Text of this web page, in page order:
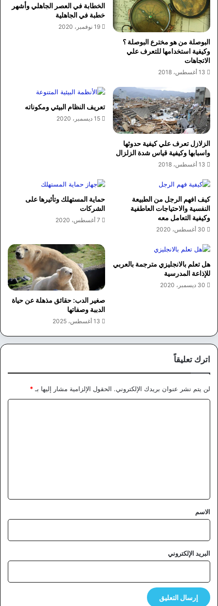
البوصلة من هو مخترع البوصلة ؟
وكيفية استخدامها للتعرف علي
الاتجاهات
13 أغسطس، 2018
الخطابة في العصر الجاهلي وأشهر
خطبة في الجاهلية
19 نوفمبر، 2020
الزلازل تعرف علي كيفية حدوثها
واسبابها وكيفية قياس شدة الزلزال
13 أغسطس، 2018
تعريف النظام البيئي ومكوناته
15 ديسمبر، 2020
كيف افهم الرجل من الطبيعة
النفسية والاحتياجات العاطفية
وكيفية التعامل معه
30 أغسطس، 2020
حماية المستهلك وتأثيرها على
الشركات
7 أغسطس، 2020
هل تعلم بالانجليزي مترجمة بالعربي
للإذاعة المدرسية
30 ديسمبر، 2020
صغير الدب: حقائق مذهلة عن حياة
الدببة وصفاتها
13 أغسطس، 2025
اترك تعليقاً
لن يتم نشر عنوان بريدك الإلكتروني. الحقول الإلزامية مشار إليها بـ *
*
الاسم
البريد الإلكتروني